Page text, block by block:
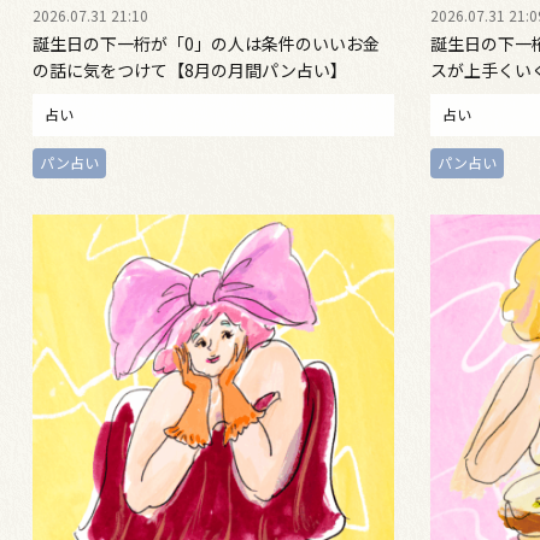
2026.07.31 21:10
誕生日の下一桁が「0」の人は条件のいいお金
の話に気をつけて【8月の月間パン占い】
占い
パン占い
2026.07.31
誕生日の下一
スが上手くい
占い
パン占い